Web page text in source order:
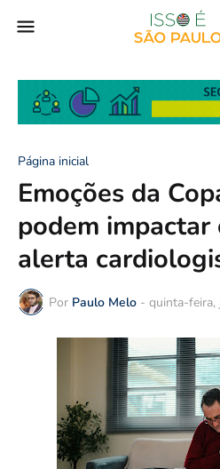
Página inicial
Emoções da
podem impactar
alerta
Por Paulo Melo - quinta-